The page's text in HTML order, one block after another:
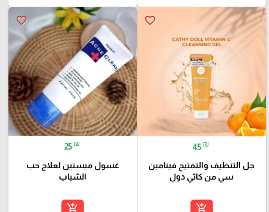
favorite_border
45 ₪
جل التنظيف والتفتيح فيتامين
سي من كاثي دول
add_shopping_cart
favorite_border
25 ₪
غسول ميستين لعلاج حب
الشباب
add_shopping_cart